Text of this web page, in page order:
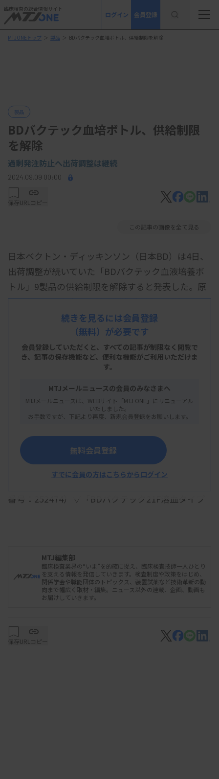
臨床検査の総合情報サイト
ログイン 会員登録
MTJONEトップ ＞ 製品 ＞ BDバクテック血培ボトル、供給制限を解除
製品
BDバクテック血培ボトル、供給制限
を解除
過剰発注防止へ出荷調整は継続
2024.09.09 00:00
保存URLコピー
この記事の画像を全て見る
日本ベクトン・ディッキンソン（日本BD）は4日、
出荷調整が続いていた「BDバクテック血液培養ボ
トル」9製品の供給制限を解除すると発表した。原
因となっていた米国本社の製造委託先の製造ライン
不具合が解消し、生産量が回復したため。一部製品
は見込みより早い9月9日付で制限解除するが、過剰
な発注等を避けるため、2024年4月～6月までの
「月平均出荷数」を上限とする出荷調整は続ける。
供給制限は2段階で解除する。9月9日付で先行解除
するのは、▽「BDバクテック20F小児用レズンボト
ルP」（カタログ番号：252489、442020）▽「BD
バクテック真菌・抗酸菌用ボトル（マイコF）」
（カタログ番号：252349、442288）―の4製品。
その後、10月1日付で、▽「BDバクテックプラステ
番号：252474）▽「BDバクテック21F溶血タイプ
用レズンボトルP」（カタログ番号：442023）
▽「BDバクテック真菌・抗酸菌用ボトル（マイコ
F）」（カタログ番号：442794）―の5製品の制限
を解除する。
同社は今後、卸業者と連携しながら通常時の供給水
続きを見るには会員登録
（無料）が必要です
会員登録していただくと、すべての記事が制限なく閲覧で
き、 記事の保存機能など、便利な機能がご利用いただけま
す。
MTJメールニュースの会員のみなさまへ
MTJメールニュースは、WEBサイト「MTJ ONE」にリニューアル
いたしました。
お手数ですが、下記より再度、新規会員登録をお願いします。
無料会員登録
すでに会員の方はこちらからログイン
MTJ編集部
臨床検査業界の“いま”を的確に捉え、臨床検査技師一人ひとり
を支える情報を発信していきます。検査制度や政策をはじめ、
関係学会や職能団体のトピックス、装置試薬など技術革新の動
向まで幅広く取材・編集。ニュース以外の連載、企画、動画も
お届けしていきます。
保存URLコピー